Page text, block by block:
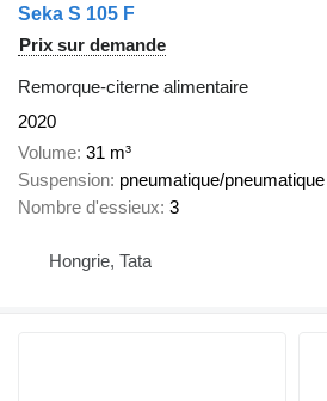
Seka S 105 F
Prix sur demande
Remorque-citerne alimentaire
2020
Volume 31 m³
Suspension pneumatique/pneumatique
Nombre d'essieux 3
Hongrie, Tata